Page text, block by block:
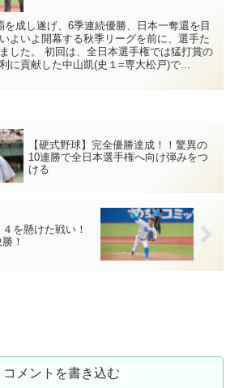
を成し遂げ、6季連続優勝、日本一奪還を目
よいよ開幕する秋季リーグを前に、選手た
した。 初回は、全日本選手権では猛打賞の
に貢献した中山凱(史１=専大松戸)で...
【硬式野球】完全優勝達成！！驚異の
10連勝で全日本選手権へ向け弾みをつ
ける
を懸けた戦い！
！
コメントを書き込む